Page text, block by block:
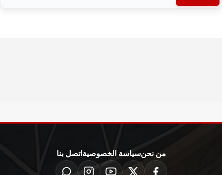
من نحنسياسة الخصوصية اتصل بنا